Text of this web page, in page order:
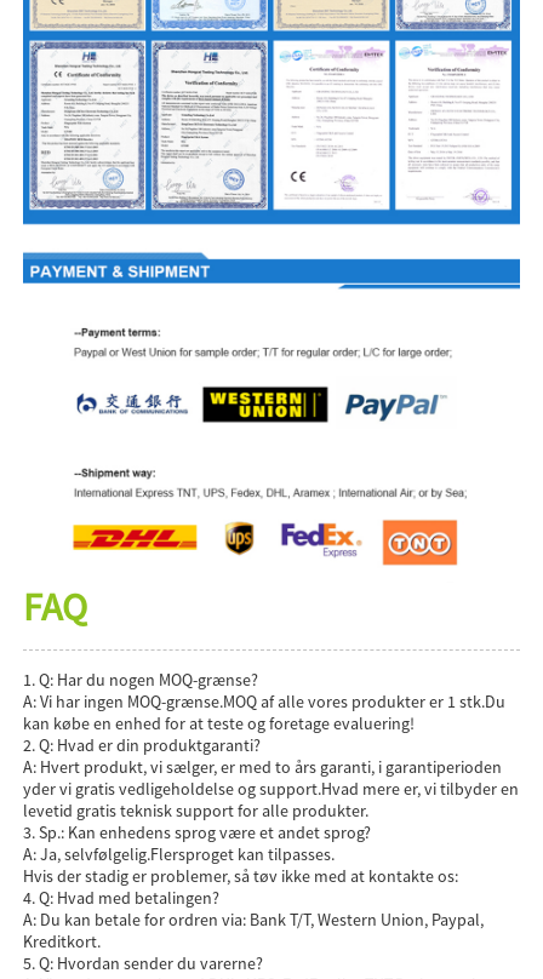
FAQ
1. Q: Har du nogen MOQ-grænse?
A: Vi har ingen MOQ-grænse.MOQ af alle vores produkter er 1 stk.Du
kan købe en enhed for at teste og foretage evaluering!
2. Q: Hvad er din produktgaranti?
A: Hvert produkt, vi sælger, er med to års garanti, i garantiperioden
yder vi gratis vedligeholdelse og support.Hvad mere er, vi tilbyder en
levetid gratis teknisk support for alle produkter.
3. Sp.: Kan enhedens sprog være et andet sprog?
A: Ja, selvfølgelig.Flersproget kan tilpasses.
Hvis der stadig er problemer, så tøv ikke med at kontakte os:
4. Q: Hvad med betalingen?
A: Du kan betale for ordren via: Bank T/T, Western Union, Paypal,
Kreditkort.
5. Q: Hvordan sender du varerne?